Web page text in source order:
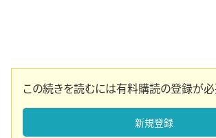
この続きを読むには有料購読の登録が必
新規登録